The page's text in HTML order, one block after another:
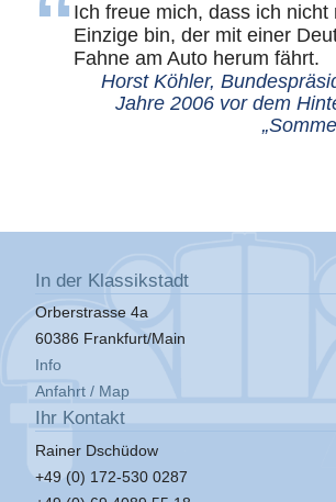
Ich freue mich, dass ich nicht
Einzige bin, der mit einer
Fahne am Auto herum fährt.
Horst Köhler,
Jahre 2006 vor dem
In der Klassikstadt
Orberstrasse 4a
60386 Frankfurt/Main
Info
Anfahrt / Map
Ihr Kontakt
Rainer Dschüdow
+49 (0) 172-530 0287